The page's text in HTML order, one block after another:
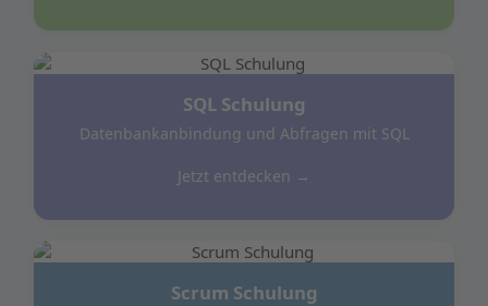
SQL Schulung
Datenbankanbindung und Abfragen mit SQL
Jetzt entdecken →
Scrum Schulung